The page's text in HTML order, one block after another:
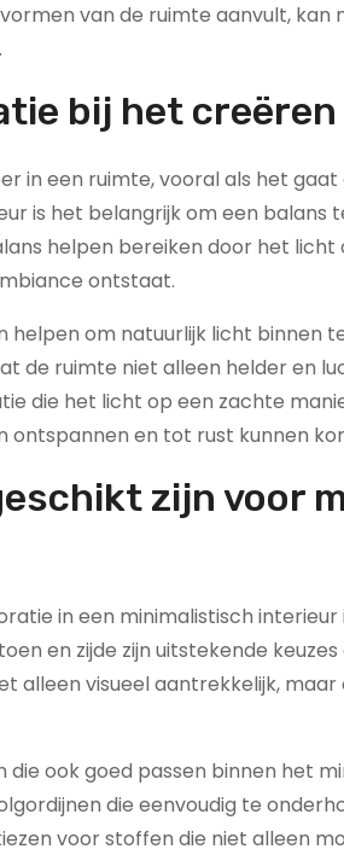
van de ruimte aanvult, kan
bij het
in een ruimte, vooral als het
is het belangrijk om een balans
helpen bereiken door het
ontstaat.
om natuurlijk licht binnen
de ruimte niet alleen helder en
die het licht op een zachte
ontspannen en tot rust kunnen
zijn voor
in een minimalistisch
en zijde zijn uitstekende
alleen visueel aantrekkelijk,
ook goed passen binnen het
die eenvoudig te
voor stoffen die niet alleen